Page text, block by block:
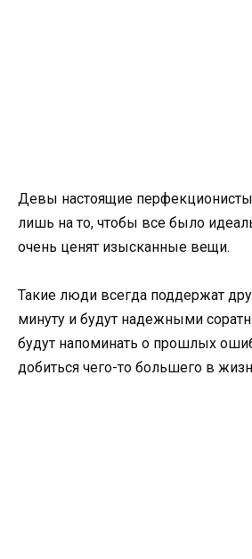
Девы настоящие
лишь на то, чтобы все было
очень ценят изысканные вещи.
Такие люди всегда поддержат
минуту и будут надежными
будут напоминать о прошлых
добиться чего-то большего в